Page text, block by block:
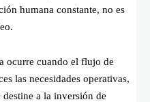
humana constante, no es
ocurre cuando el flujo de
las necesidades operativas,
a la inversión de